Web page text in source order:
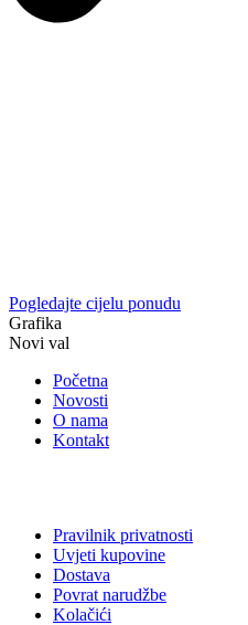
Pogledajte cijelu ponudu
Grafika
Novi val
Početna
Novosti
O nama
Kontakt
Pravilnik privatnosti
Uvjeti kupovine
Dostava
Povrat narudžbe
Kolačići